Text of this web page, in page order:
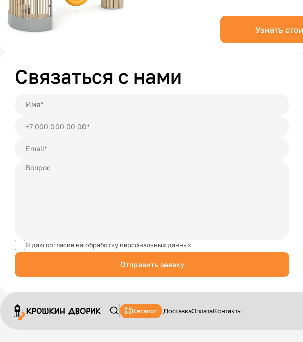
Узнать
Связаться с нами
Я даю согласие на обработку персональных данных
Отправить заявку
Каталог ДоставкаОплатаКонтакты